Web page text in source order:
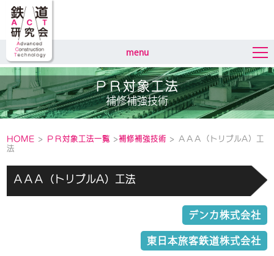
menu
ＰＲ対象工法
補修補強技術
HOME > ＰＲ対象工法一覧 >補修補強技術 > ＡＡＡ（トリプルA）工
法
ＡＡＡ（トリプルA）工法
デンカ株式会社
東日本旅客鉄道株式会社